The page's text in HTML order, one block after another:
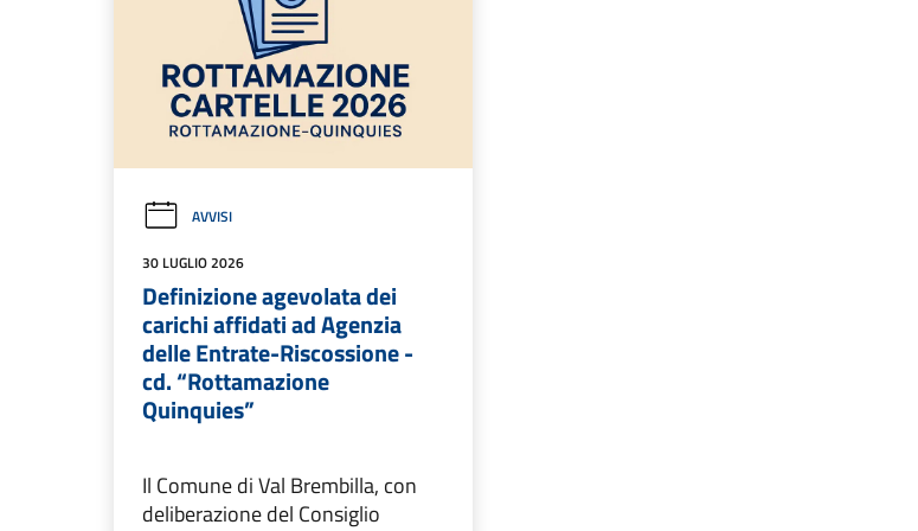
AVVISI
30 LUGLIO 2026
Definizione agevolata dei
carichi affidati ad Agenzia
delle Entrate-Riscossione -
cd. “Rottamazione
Quinquies”
Il Comune di Val Brembilla, con
deliberazione del Consiglio